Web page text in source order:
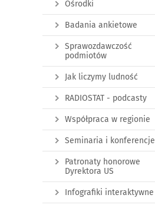
Ośrodki
Badania ankietowe
Sprawozdawczość
podmiotów
Jak liczymy ludność
RADIOSTAT - podcasty
Współpraca w regionie
Seminaria i konferencje
Patronaty honorowe
Dyrektora US
Infografiki interaktywne